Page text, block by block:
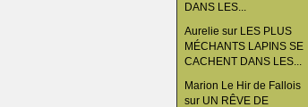
DANS LES...
Aurelie sur LES PLUS
MÉCHANTS LAPINS SE
CACHENT DANS LES...
Marion Le Hir de Fallois
sur UN RÊVE DE